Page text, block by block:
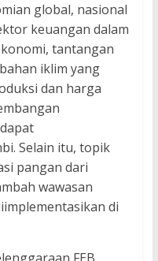
global, nasional
keuangan dalam
tantangan
iklim yang
dan harga
Selain itu, topik
pangan dari
wawasan
di